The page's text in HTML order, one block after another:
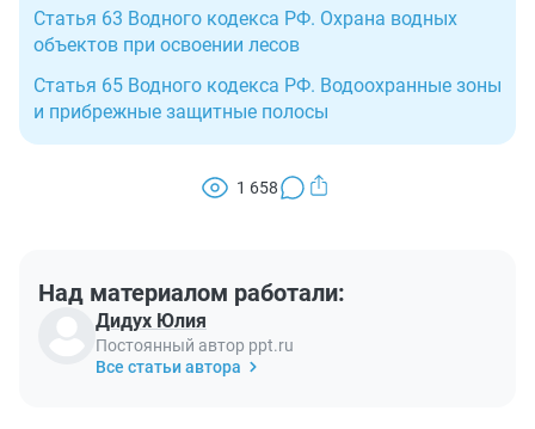
Статья 63 Водного кодекса РФ. Охрана водных
объектов при освоении лесов
Статья 65 Водного кодекса РФ. Водоохранные зоны
и прибрежные защитные полосы
1 658
Над материалом работали:
Дидух Юлия
Постоянный автор ppt.ru
Все статьи автора